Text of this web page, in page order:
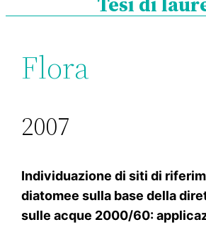
Flora
2007
Individuazione di siti di
diatomee sulla base della
sulle acque 2000/60: